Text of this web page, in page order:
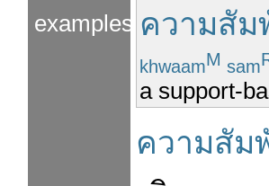
examples ความสัม
khwaamM sam
a support-
ความสัม